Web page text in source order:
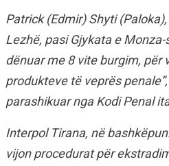
Patrick (Edmir) Shyti
Lezhë, pasi Gjykata e
dënuar me 8 vite burgim, për
produkteve të veprës
parashikuar nga Kodi Penal
Interpol Tirana, në
vijon procedurat për